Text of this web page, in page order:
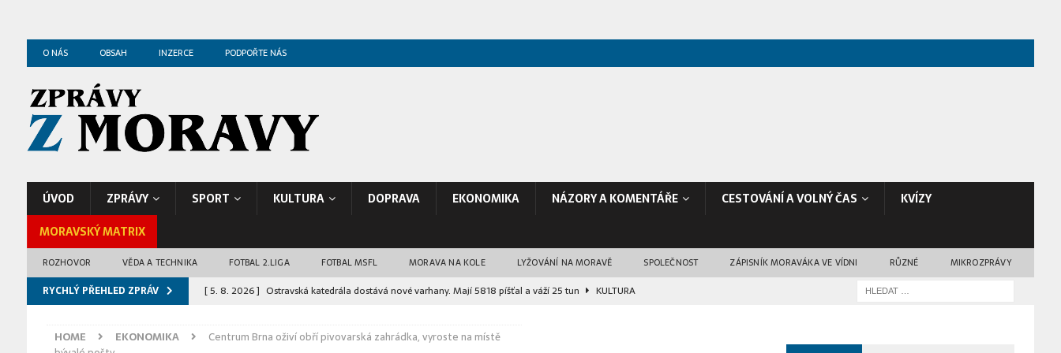
O NÁS OBSAH INZERCE PODPOŘTE NÁS
ÚVOD ZPRÁVY SPORT KULTURA DOPRAVA EKONOMIKA NÁZORY A KOMENTÁŘE CESTOVÁNÍ A VOLNÝ ČAS
KVÍZY
MORAVSKÝ MATRIX
ROZHOVOR VĚDA A TECHNIKA FOTBAL 2.LIGA FOTBAL MSFL MORAVA NA KOLE LYŽOVÁNÍ NA MORAVĚ SPOLEČNOST ZÁPISNÍK MORAVÁKA VE VÍDNI RŮZNÉ MIKROZPRÁVY
RYCHLÝ PŘEHLED ZPRÁV [ 5. 8. 2026 ] Ostravská katedrála dostává nové varhany. Mají 5818 píšťal a váží 25 tun
KULTURA
ZPRÁVY Z OSTRAVY
HOME EKONOMIKA
Centrum Brna oživí obří pivovarská zahrádka, vyroste na místě